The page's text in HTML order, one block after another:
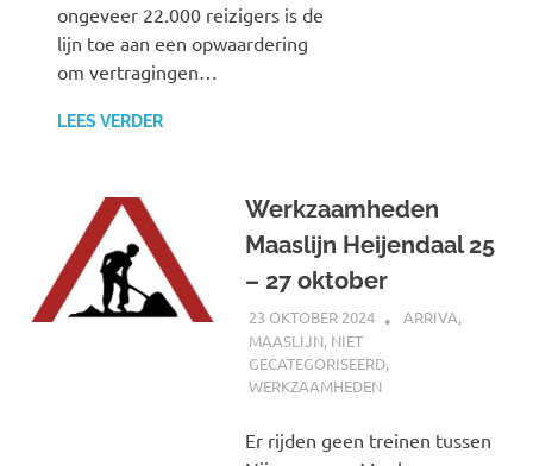
ongeveer 22.000 reizigers is de
lijn toe aan een opwaardering
om vertragingen…
LEES VERDER
Werkzaamheden
Maaslijn Heijendaal 25
– 27 oktober
23 OKTOBER 2024 SPOORZOEKER
ARRIVA,
MAASLIJN, NIET
GECATEGORISEERD,
WERKZAAMHEDEN
Er rijden geen treinen tussen